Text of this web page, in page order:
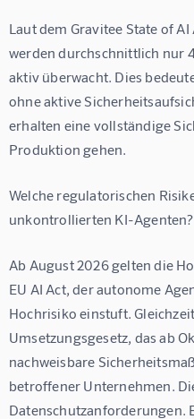
Laut dem Gravitee State of
werden durchschnittlich nur
aktiv überwacht. Dies
ohne aktive
erhalten eine vollständige
Produktion gehen.
Welche regulatorischen
unkontrollierten KI-Agenten?
Ab August 2026 gelten die
EU AI Act, der autonome
Hochrisiko einstuft.
Umsetzungsgesetz, das ab
nachweisbare
betroffener Unternehmen.
Datenschutzanforderungen.